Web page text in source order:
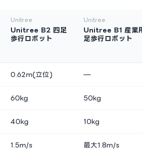
Unitree
Unitree B2 四足
歩行ロボット
Unitree
Unitree B1 産業
足歩行ロボット
0.62m(立位) —
60kg 50kg
40kg 10kg
1.5m/s 最大1.8m/s